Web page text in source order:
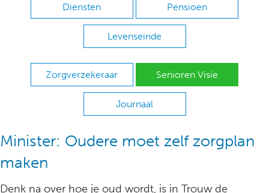
Diensten Pensioen
Levenseinde
Zorgverzekeraar Senioren Visie
Journaal
Minister: Oudere moet zelf zorgplan
maken
Denk na over hoe je oud wordt, is in Trouw de